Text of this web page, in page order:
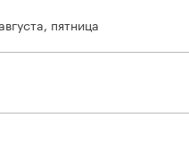
пятница